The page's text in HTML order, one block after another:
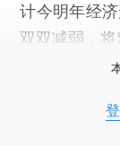
计今明年经
双双减弱，将